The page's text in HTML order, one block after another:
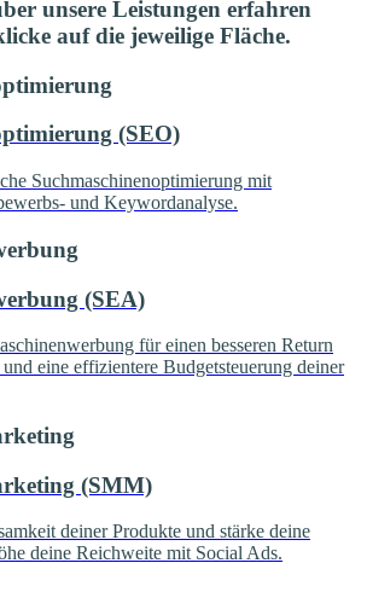
unsere Leistungen erfahren
auf die jeweilige Fläche.
(SEO)
Suchmaschinenoptimierung mit
und Keywordanalyse.
(SEA)
für einen besseren Return
eine effizientere Budgetsteuerung deiner
(SMM)
deiner Produkte und stärke deine
deine Reichweite mit Social Ads.